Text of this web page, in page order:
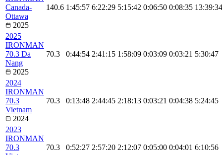
Canada-
Ottawa
2025
140.6 1:45:57 6:22:29 5:15:42 0:06:50 0:08:35 13:39:34
2025
IRONMAN
70.3 Da
Nang
2025
70.3 0:44:54 2:41:15 1:58:09 0:03:09 0:03:21 5:30:47
2024
IRONMAN
70.3
Vietnam
2024
70.3 0:13:48 2:44:45 2:18:13 0:03:21 0:04:38 5:24:45
2023
IRONMAN
70.3
70.3 0:52:27 2:57:20 2:12:07 0:05:00 0:04:01 6:10:56